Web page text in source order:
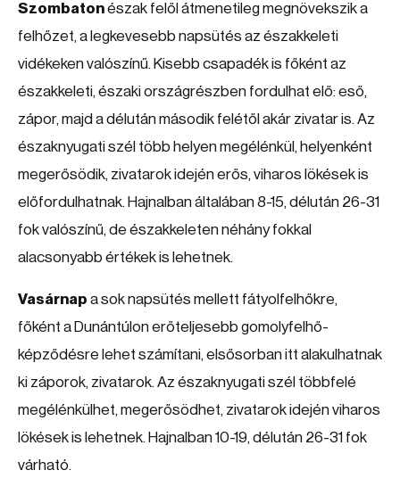
Szombatonészak felől átmenetileg megnövekszik a
felhőzet, a legkevesebb napsütés az északkeleti
vidékeken valószínű. Kisebb csapadék is főként az
északkeleti, északi országrészben fordulhat elő: eső,
zápor, majd a délután második felétől akár zivatar is. Az
északnyugati szél több helyen megélénkül, helyenként
megerősödik, zivatarok idején erős, viharos lökések is
előfordulhatnak. Hajnalban általában 8-15, délután 26-31
fok valószínű, de északkeleten néhány fokkal
alacsonyabb értékek is lehetnek.
Vasárnap a sok napsütés mellett fátyolfelhőkre,
főként a Dunántúlon erőteljesebb gomolyfelhő-
képződésre lehet számítani, elsősorban itt alakulhatnak
ki záporok, zivatarok. Az északnyugati szél többfelé
megélénkülhet, megerősödhet, zivatarok idején viharos
lökések is lehetnek. Hajnalban 10-19, délután 26-31 fok
várható.